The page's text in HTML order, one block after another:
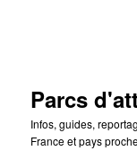
Parcs
Infos, guides,
France et pays